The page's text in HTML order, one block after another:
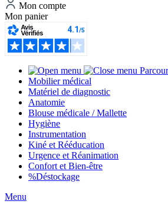
Mon compte
Mon panier
Mobilier médical
Matériel de diagnostic
Anatomie
Blouse médicale / Mallette
Hygiène
Instrumentation
Kiné et Rééducation
Urgence et Réanimation
Confort et Bien-être
%Déstockage
Menu